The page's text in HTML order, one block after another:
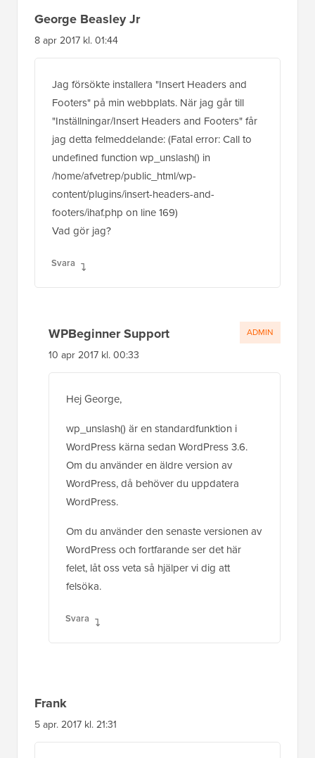
George Beasley Jr
8 apr 2017 kl. 01:44
Jag försökte installera "Insert Headers and
Footers" på min webbplats. När jag går till
"Inställningar/Insert Headers and Footers" får
jag detta felmeddelande: (Fatal error: Call to
undefined function wp_unslash() in
/home/afvetrep/public_html/wp-
content/plugins/insert-headers-and-
footers/ihaf.php on line 169)
Vad gör jag?
Svara
WPBeginner Support
10 apr 2017 kl. 00:33
Hej George,
wp_unslash() är en standardfunktion i
WordPress kärna sedan WordPress 3.6.
Om du använder en äldre version av
WordPress, då behöver du uppdatera
WordPress.
Om du använder den senaste versionen av
WordPress och fortfarande ser det här
felet, låt oss veta så hjälper vi dig att
felsöka.
Svara
ADMIN
Frank
5 apr. 2017 kl. 21:31